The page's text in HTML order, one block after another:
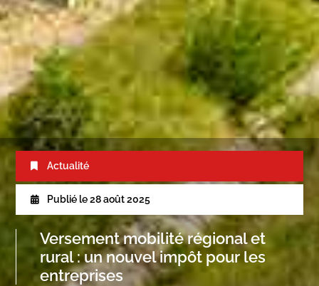
Actualité
Publié le 28 août 2025
Versement mobilité régional et
rural : un nouvel impôt pour les
entreprises